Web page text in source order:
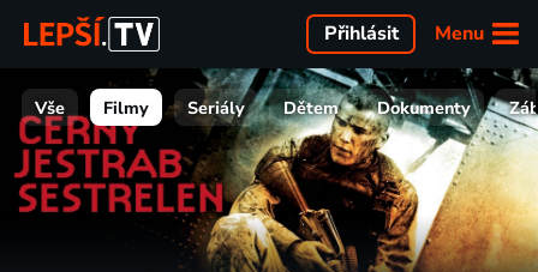
Menu
Přihlásit
Vše Filmy Seriály Dětem Dokumenty